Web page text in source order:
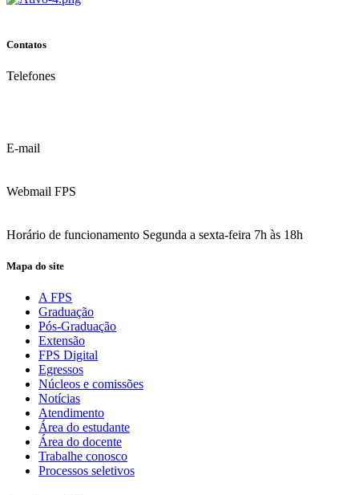
Contatos
Telefones
E-mail
Webmail FPS
Horário de funcionamento Segunda a sexta-feira 7h às 18h
Mapa do site
A FPS
Graduação
Pós-Graduação
Extensão
FPS Digital
Egressos
Núcleos e comissões
Notícias
Atendimento
Área do estudante
Área do docente
Trabalhe conosco
Processos seletivos